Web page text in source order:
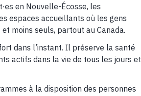
en Nouvelle-Écosse, les
espaces accueillants où les gens
moins seuls, partout au Canada.
dans l’instant. Il préserve la santé
actifs dans la vie de tous les jours et
à la disposition des personnes